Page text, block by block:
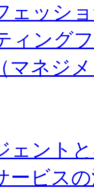
ェッシ
ィング
マネジ
ェント
ービス